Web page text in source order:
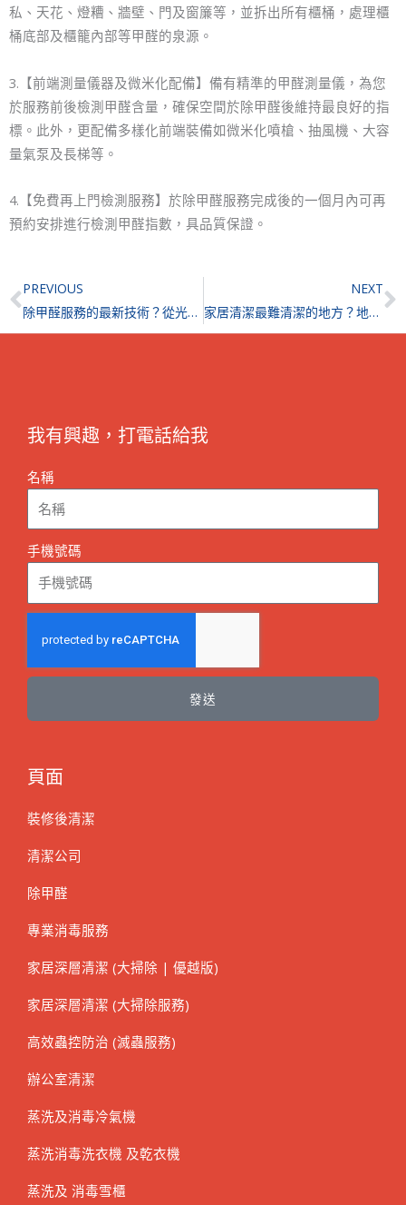
私、天花、燈糟、牆壁、門及窗簾等，並拆出所有櫃桶，處理櫃
桶底部及櫃籠內部等甲醛的泉源。
3.【前端測量儀器及微米化配備】備有精準的甲醛測量儀，為您
於服務前後檢測甲醛含量，確保空間於除甲醛後維持最良好的指
標。此外，更配備多樣化前端裝備如微米化噴槍、抽風機、大容
量氣泵及長梯等。
4.【免費再上門檢測服務】於除甲醛服務完成後的一個月內可再
預約安排進行檢測甲醛指數，具品質保證。
Prev
PREVIOUS
除甲醛服務的最新技術？從光觸媒到生物科技，未來除甲醛市場的發展趨向智能化？
NEXT
家居清潔最難清潔的地方？地毯、沙發應該如何清潔？
我有興趣，打電話給我
名稱
手機號碼
發送
頁面
裝修後清潔
清潔公司
除甲醛
專業消毒服務
家居深層清潔 (大掃除 | 優越版)
家居深層清潔 (大掃除服務)
高效蟲控防治 (滅蟲服務)
辦公室清潔
蒸洗及消毒冷氣機
蒸洗消毒洗衣機 及乾衣機
蒸洗及 消毒雪櫃